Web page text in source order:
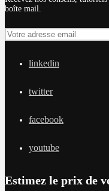
boîte mail.
linkedin
twitter
facebook
youtube
Estimez le prix de